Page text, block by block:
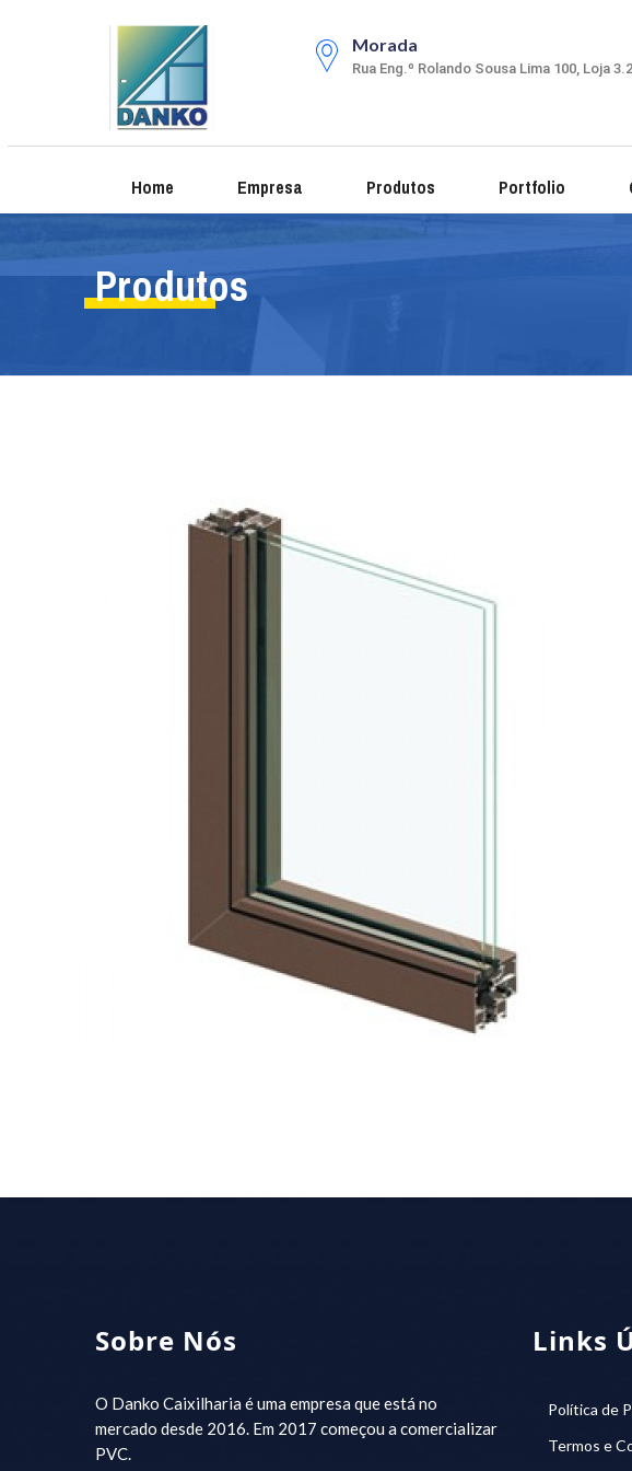
Morada
Rua Eng.º Rolando Sousa Lima 100, Loja
Home Empresa Produtos Portfolio
Produtos
Sobre Nós
O Danko Caixilharia é uma empresa que está no
mercado desde 2016. Em 2017 começou a comercializar
PVC.
Links
Política de
Termos e